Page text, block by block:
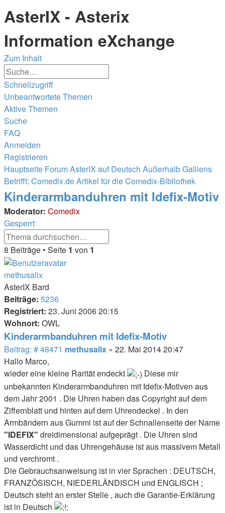
AsterIX - Asterix
Information eXchange
Zum Inhalt
Schnellzugriff
Unbeantwortete Themen
Aktive Themen
Suche
FAQ
Anmelden
Registrieren
Hauptseite ForumAsterIX auf Deutsch Außerhalb Galliens
Betrifft: Comedix.deArtikel für die Comedix-Bibliothek
Suche
Kinderarmbanduhren mit Idefix-Motiv
Moderator: Comedix
Gesperrt
8 Beiträge • Seite 1 von 1
methusalix
AsterIX Bard
Beiträge: 5236
Registriert: 23. Juni 2006 20:15
Wohnort: OWL
Kinderarmbanduhren mit Idefix-Motiv
Beitrag: # 48471 Beitrag
methusalix » 22. Mai 2014 20:47
Hallo Marco,
wieder eine kleine Rarität endeckt
Diese mir
unbekannten Kinderarmbanduhren mit Idefix-Motiven aus
dem Jahr 2001 . Die Uhren haben das Copyright auf dem
Ziffernblatt und hinten auf dem Uhrendeckel . In den
Armbändern aus Gummi ist auf der Schnallenseite der Name
"IDEFIX" dreidimensional aufgeprägt . Die Uhren sind
Wasserdicht und das Uhrengehäuse ist aus massivem Metall
und verchromt .
Die Gebrauchsanweisung ist in vier Sprachen : DEUTSCH,
FRANZÖSISCH, NIEDERLÄNDISCH und ENGLISCH ;
Deutsch steht an erster Stelle , auch die Garantie-Erklärung
ist in Deutsch